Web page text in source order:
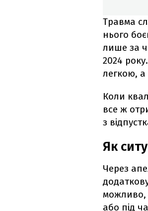
Травма
нього
лише за
2024
легкою,
Коли
все ж
з
Як
Через
можливо,
або під